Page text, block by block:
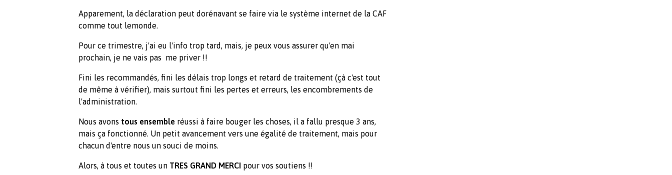
Apparement, la déclaration peut dorénavant se faire via le système internet de la CAF
comme tout lemonde.
Pour ce trimestre, j'ai eu l'info trop tard, mais, je peux vous assurer qu'en mai
prochain, je ne vais pas me priver !!
Fini les recommandés, fini les délais trop longs et retard de traitement (çà c'est tout
de même à vérifier), mais surtout fini les pertes et erreurs, les encombrements de
l'administration.
Nous avons tous ensemble réussi à faire bouger les choses, il a fallu presque 3 ans,
mais ça fonctionné. Un petit avancement vers une égalité de traitement, mais pour
chacun d'entre nous un souci de moins.
Alors, à tous et toutes un TRES GRAND MERCI pour vos soutiens !!